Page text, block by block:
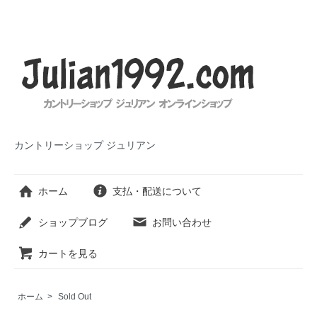
カントリーショップ ジュリアン
ホーム 支払・配送について
ショップブログ お問い合わせ
カートを見る
ホーム > Sold Out